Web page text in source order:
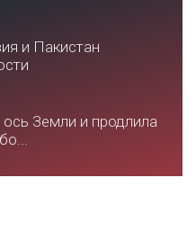
и Пакистан
Земли и продлила